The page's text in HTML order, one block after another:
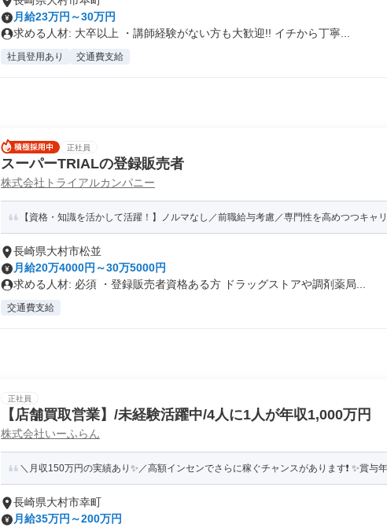
月給23万円～30万円
求める人材: 大卒以上 ・講師経験がない方も大歓迎!! イチから丁寧...
社員登用あり 交通費支給
正社員
スーパーTRIALの登録販売者
株式会社トライアルカンパニー
【資格・知識を活かして活躍！】ノルマなし／前職給与考慮／専⾨性を⾼めつつキャ
長崎県大村市松並
月給20万4000円～30万5000円
求める人材: 必須 ・登録販売者資格ある方 ドラッグストアや調剤薬局...
交通費支給
正社員
【店舗買取営業】/未経験活躍中/4人に1人が年収1,000万円
株式会社いーふらん
＼月収150万円の実績あり✨／高額インセンでさらに稼ぐチャンスがあります❗ ✨賞与
長崎県大村市幸町
月給35万円～200万円